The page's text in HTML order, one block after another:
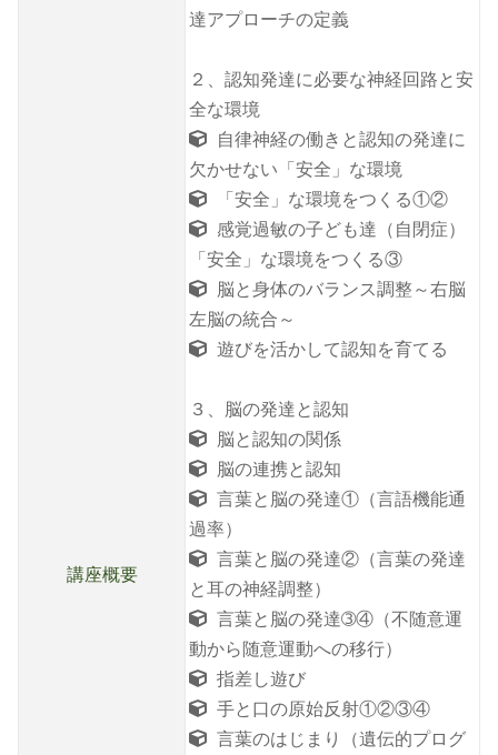
講座概要
達アプローチの定義
２、認知発達に必要な神経回路と安
全な環境
自律神経の働きと認知の発達に
欠かせない「安全」な環境
「安全」な環境をつくる①②
感覚過敏の子ども達（自閉症）
「安全」な環境をつくる③
脳と身体のバランス調整～右脳
左脳の統合～
遊びを活かして認知を育てる
３、脳の発達と認知
脳と認知の関係
脳の連携と認知
言葉と脳の発達①（言語機能通
過率）
言葉と脳の発達②（言葉の発達
と耳の神経調整）
言葉と脳の発達➂④（不随意運
動から随意運動への移行）
指差し遊び
手と口の原始反射①②③④
言葉のはじまり（遺伝的プログ